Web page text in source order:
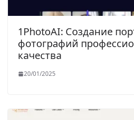
1PhotoAI: Создание
фотографий
качества
20/01/2025